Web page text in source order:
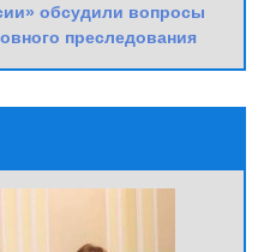
обсудили вопросы
преследования